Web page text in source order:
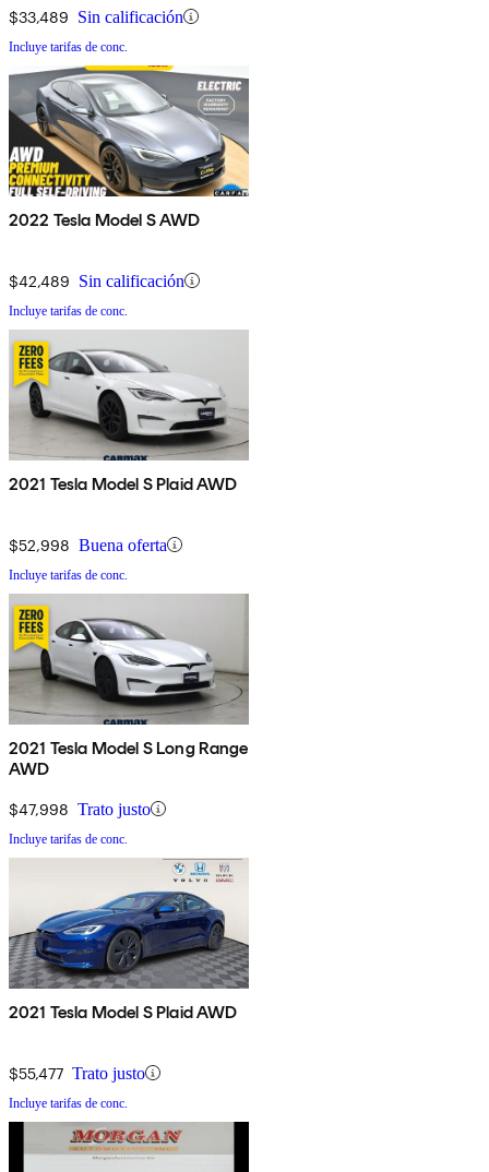
$33,489 Sin calificación
Incluye tarifas de conc.
2022 Tesla Model S AWD
$42,489 Sin calificación
Incluye tarifas de conc.
2021 Tesla Model S Plaid AWD
$52,998 Buena oferta
Incluye tarifas de conc.
2021 Tesla Model S Long Range
AWD
$47,998 Trato justo
Incluye tarifas de conc.
2021 Tesla Model S Plaid AWD
$55,477 Trato justo
Incluye tarifas de conc.